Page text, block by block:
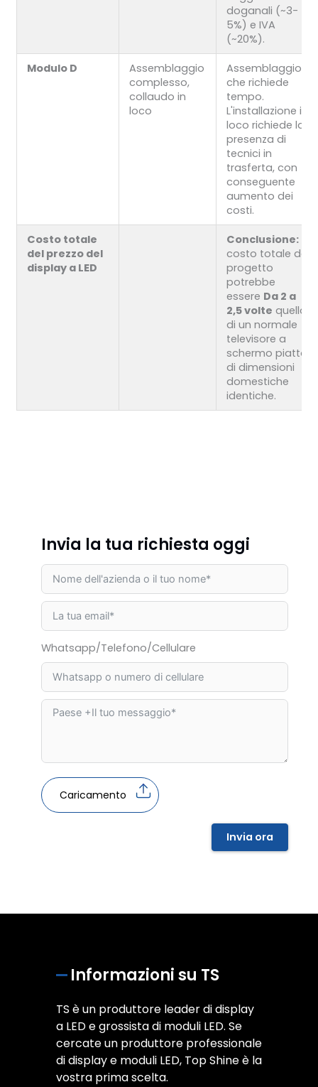
doganali (~3-
5%) e IVA
(~20%).
Modulo D
Assemblaggio
complesso,
collaudo in
loco
Assemblaggio
che richiede
tempo.
L'installazione in
loco richiede la
presenza di
tecnici in
trasferta, con
conseguente
aumento dei
costi.
Costo totale
del prezzo del
display a LED
Conclusione:
costo totale del
progetto
potrebbe
essere Da 2 a
2,5 volte quella
di un normale
televisore a
schermo piatto
di dimensioni
domestiche
identiche.
Invia la tua richiesta oggi
Whatsapp/Telefono/Cellulare
Caricamento
Invia ora
Informazioni su TS
TS è un produttore leader di display
a LED e grossista di moduli LED. Se
cercate un produttore professionale
di display e moduli LED, Top Shine è la
vostra prima scelta.